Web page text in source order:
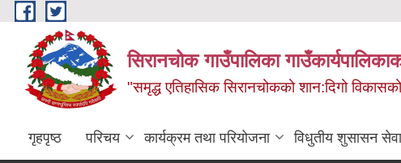
Skip to main content
सिरानचोक गाउँपालिका
"समृद्ध एतिहासिक सिरानचोकको शान:दिगो
गृहपृष्ठ परिचय कार्यक्रम तथा परियोजना विधुतीय शुसासन सेवा